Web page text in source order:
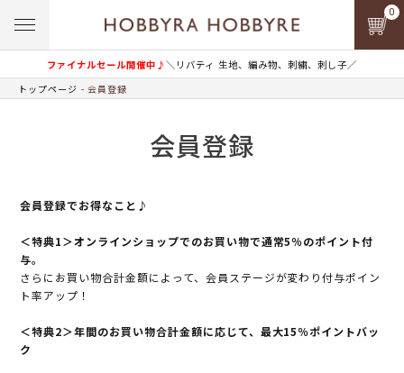
ファイナルセール開催中♪＼リバティ 生地、編み物、刺繍、刺し子／
0
トップページ 会員登録
会員登録
会員登録でお得なこと♪
＜特典1＞オンラインショップでのお買い物で通常5％のポイント付
与。
さらにお買い物合計金額によって、会員ステージが変わり付与ポイン
ト率アップ！
＜特典2＞年間のお買い物合計金額に応じて、最大15％ポイントバッ
ク